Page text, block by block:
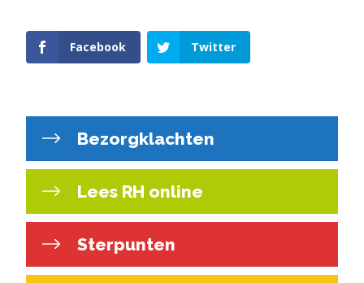
Facebook Twitter
Bezorgklachten
Lees RH online
Sterpunten